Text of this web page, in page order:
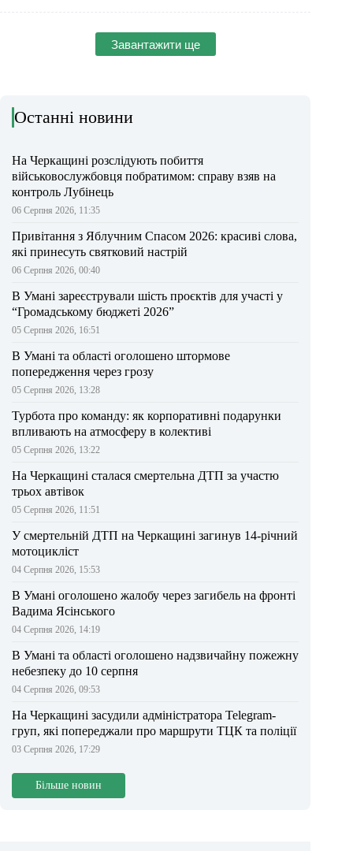
Завантажити ще
Останні новини
На Черкащині розслідують побиття
військовослужбовця побратимом: справу взяв на
контроль Лубінець
06 Серпня 2026, 11:35
Привітання з Яблучним Спасом 2026: красиві слова,
які принесуть святковий настрій
06 Серпня 2026, 00:40
В Умані зареєстрували шість проєктів для участі у
“Громадському бюджеті 2026”
05 Серпня 2026, 16:51
В Умані та області оголошено штормове
попередження через грозу
05 Серпня 2026, 13:28
Турбота про команду: як корпоративні подарунки
впливають на атмосферу в колективі
05 Серпня 2026, 13:22
На Черкащині сталася смертельна ДТП за участю
трьох автівок
05 Серпня 2026, 11:51
У смертельній ДТП на Черкащині загинув 14-річний
мотоцикліст
04 Серпня 2026, 15:53
В Умані оголошено жалобу через загибель на фронті
Вадима Ясінського
04 Серпня 2026, 14:19
В Умані та області оголошено надзвичайну пожежну
небезпеку до 10 серпня
04 Серпня 2026, 09:53
На Черкащині засудили адміністратора Telegram-
груп, які попереджали про маршрути ТЦК та поліції
03 Серпня 2026, 17:29
Більше новин